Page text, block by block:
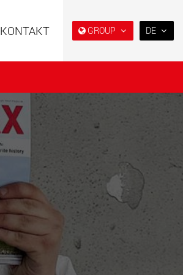
GROUP
Semi-Tieflader und Tieflader,
konzipiert für den US-Markt.
www.maxtrailer.us
Batteriebetriebene
Elektrofahrzeuge mit
Nutzlasten ab 5 t
SPMT und
DE
PL
KONTAKT